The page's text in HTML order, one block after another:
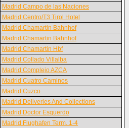
Madrid Campo de las Naciones
Madrid Centro/T3 Tirol Hotel
Madrid Chamartin Bahnhof
Madrid Chamartin Bahnhof
Madrid Chamartin Hbf
Madrid Collado Villalba
Madrid Complejo AZCA
Madrid Cuatro Caminos
Madrid Cuzco
Madrid Deliveries And Collections
Madrid Doctor Esquerdo
Madrid Flughafen Term. 1-4